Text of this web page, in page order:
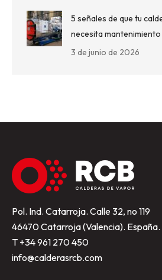
5 señales de que tu
necesita
3 de junio de 2026
Pol. Ind. Catarroja. Calle 32, no 119
46470 Catarroja (Valencia). España.
T +34 961 270 450
info@calderasrcb.com